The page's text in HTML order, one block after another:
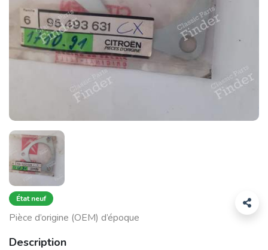
État neuf
Pièce d’origine (OEM) d’époque
Description